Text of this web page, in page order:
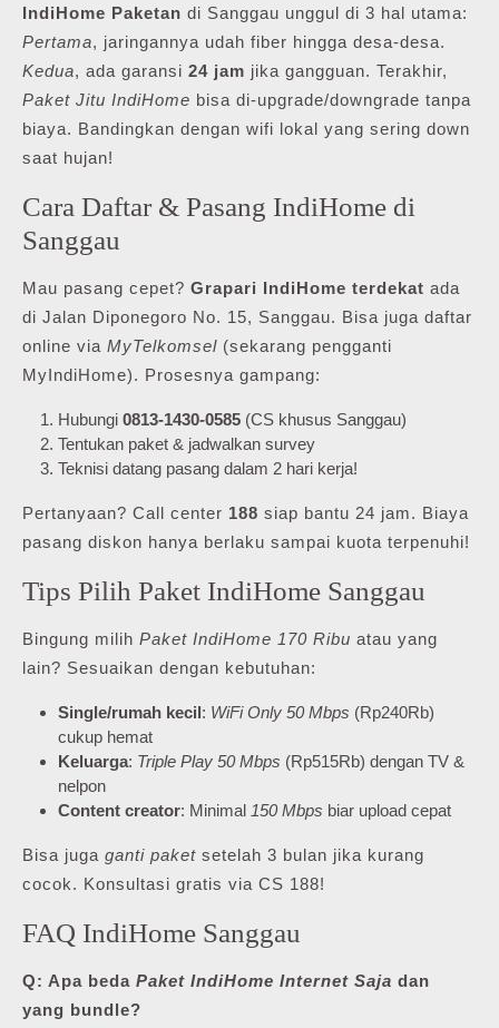
IndiHome Paketan di Sanggau unggul di 3 hal utama:
Pertama, jaringannya udah fiber hingga desa-desa.
Kedua, ada garansi 24 jam jika gangguan. Terakhir,
Paket Jitu IndiHome bisa di-upgrade/downgrade tanpa
biaya. Bandingkan dengan wifi lokal yang sering down
saat hujan!
Cara Daftar & Pasang IndiHome di
Sanggau
Mau pasang cepet? Grapari IndiHome terdekat ada
di Jalan Diponegoro No. 15, Sanggau. Bisa juga daftar
online via MyTelkomsel (sekarang pengganti
MyIndiHome). Prosesnya gampang:
Hubungi 0813-1430-0585 (CS khusus Sanggau)
Tentukan paket & jadwalkan survey
Teknisi datang pasang dalam 2 hari kerja!
Pertanyaan? Call center 188 siap bantu 24 jam. Biaya
pasang diskon hanya berlaku sampai kuota terpenuhi!
Tips Pilih Paket IndiHome Sanggau
Bingung milih Paket IndiHome 170 Ribu atau yang
lain? Sesuaikan dengan kebutuhan:
Single/rumah kecil: WiFi Only 50 Mbps (Rp240Rb)
cukup hemat
Keluarga: Triple Play 50 Mbps (Rp515Rb) dengan TV &
nelpon
Content creator: Minimal 150 Mbps biar upload cepat
Bisa juga ganti paket setelah 3 bulan jika kurang
cocok. Konsultasi gratis via CS 188!
FAQ IndiHome Sanggau
Q: Apa beda Paket IndiHome Internet Saja dan
yang bundle?